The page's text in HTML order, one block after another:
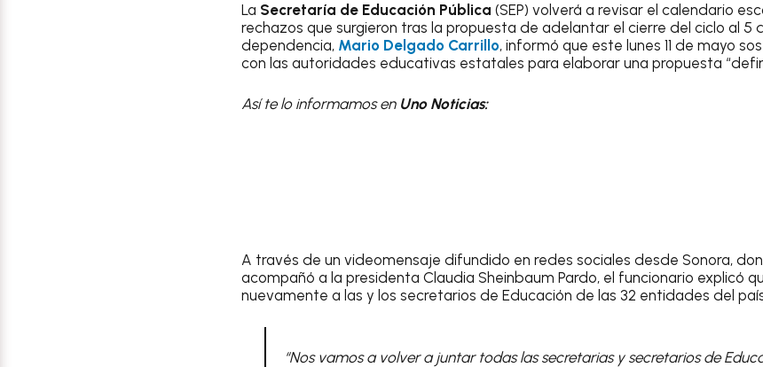
La Secretaría de Educación Pública (SEP) volverá a revisar el calendario
rechazos que surgieron tras la propuesta de adelantar el cierre del ciclo al 5
dependencia, Mario Delgado Carrillo, informó que este lunes 11 de mayo
con las autoridades educativas estatales para elaborar una propuesta
Así te lo informamos en Uno Noticias:
A través de un videomensaje difundido en redes sociales desde Sonora,
acompañó a la presidenta Claudia Sheinbaum Pardo, el funcionario explicó
nuevamente a las y los secretarios de Educación de las 32 entidades del
“Nos vamos a volver a juntar todas las secretarias y secretarios de